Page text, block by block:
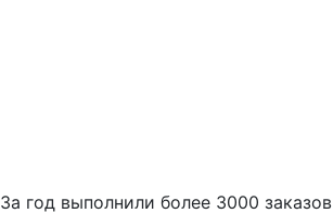
За год выполнили более 3000 заказов